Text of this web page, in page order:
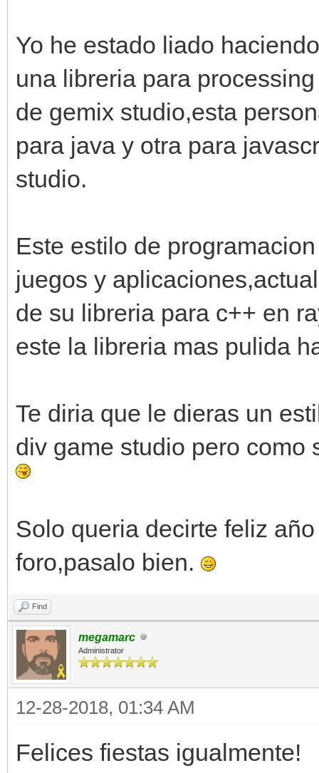
Yo he estado liado
una libreria para
de gemix studio,esta
para java y otra para
studio.
Este estilo de
juegos y
de su libreria para c++ en
este la libreria mas pulida
Te diria que le dieras un
div game studio pero como
Solo queria decirte feliz
foro,pasalo bien.
Find
megamarc
Administrator
12-28-2018, 01:34 AM
Felices fiestas igualmente!